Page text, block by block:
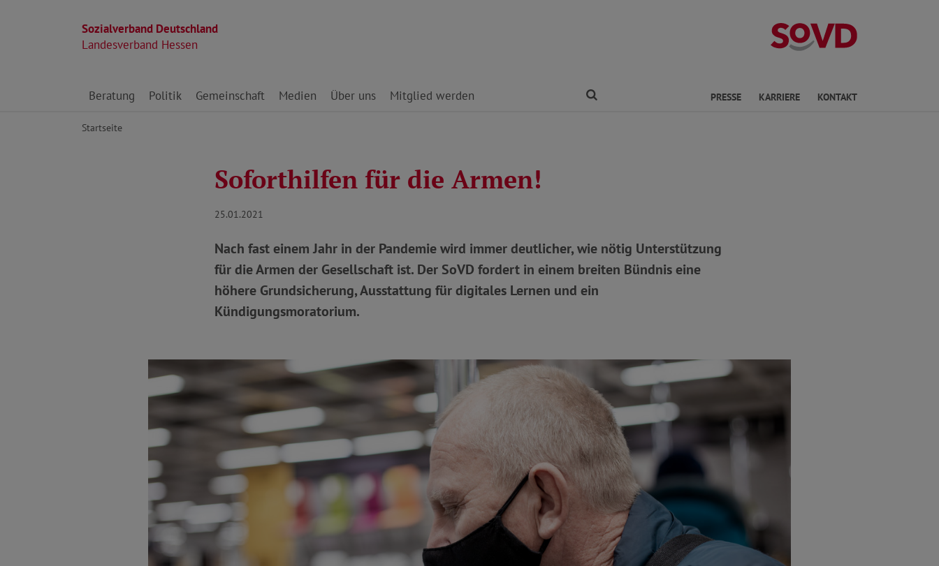
Sozialverband Deutschland
Landesverband Hessen
Landesverband
Direkt zu den Inhalten springen
Beratung Politik Gemeinschaft Medien Über uns Mitglied werden PRESSE KARRIERE KONTAKT
Startseite
Soforthilfen für die Armen!
25.01.2021
Nach fast einem Jahr in der Pandemie wird immer deutlicher, wie nötig Unterstützung
für die Armen der Gesellschaft ist. Der SoVD fordert in einem breiten Bündnis eine
höhere Grundsicherung, Ausstattung für digitales Lernen und ein
Kündigungsmoratorium.